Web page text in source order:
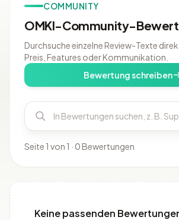
COMMUNITY
OMKI-Community-
Durchsuche einzelne Review-Texte
Preis, Features oder Kommunikation.
Bewertung schreiben
Seite 1 von 1 · 0 Bewertungen
Keine passenden